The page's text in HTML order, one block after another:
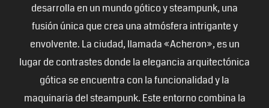
desarrolla en un mundo gótico y steampunk, una
fusión única que crea una atmósfera intrigante y
envolvente. La ciudad, llamada «Acheron», es un
lugar de contrastes donde la elegancia arquitectónica
gótica se encuentra con la funcionalidad y la
maquinaria del steampunk. Este entorno combina la